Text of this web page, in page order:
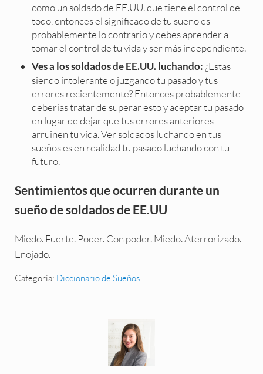
como un soldado de EE.UU. que tiene el control de
todo, entonces el significado de tu sueño es
probablemente lo contrario y debes aprender a
tomar el control de tu vida y ser más independiente.
Ves a los soldados de EE.UU. luchando:¿Estas
siendo intolerante o juzgando tu pasado y tus
errores recientemente? Entonces probablemente
deberías tratar de superar esto y aceptar tu pasado
en lugar de dejar que tus errores anteriores
arruinen tu vida. Ver soldados luchando en tus
sueños es en realidad tu pasado luchando con tu
futuro.
Sentimientos que ocurren durante un
sueño de soldados de EE.UU
Miedo. Fuerte. Poder. Con poder. Miedo. Aterrorizado.
Enojado.
Categoría: Diccionario de Sueños